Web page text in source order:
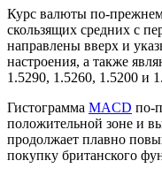
Курс валюты по-
скользящих средних с
направлены вверх и
настроения, а также
1.5290, 1.5260, 1.5200 и
Гистограмма MACD по-
положительной зоне и
продолжает плавно
покупку британского